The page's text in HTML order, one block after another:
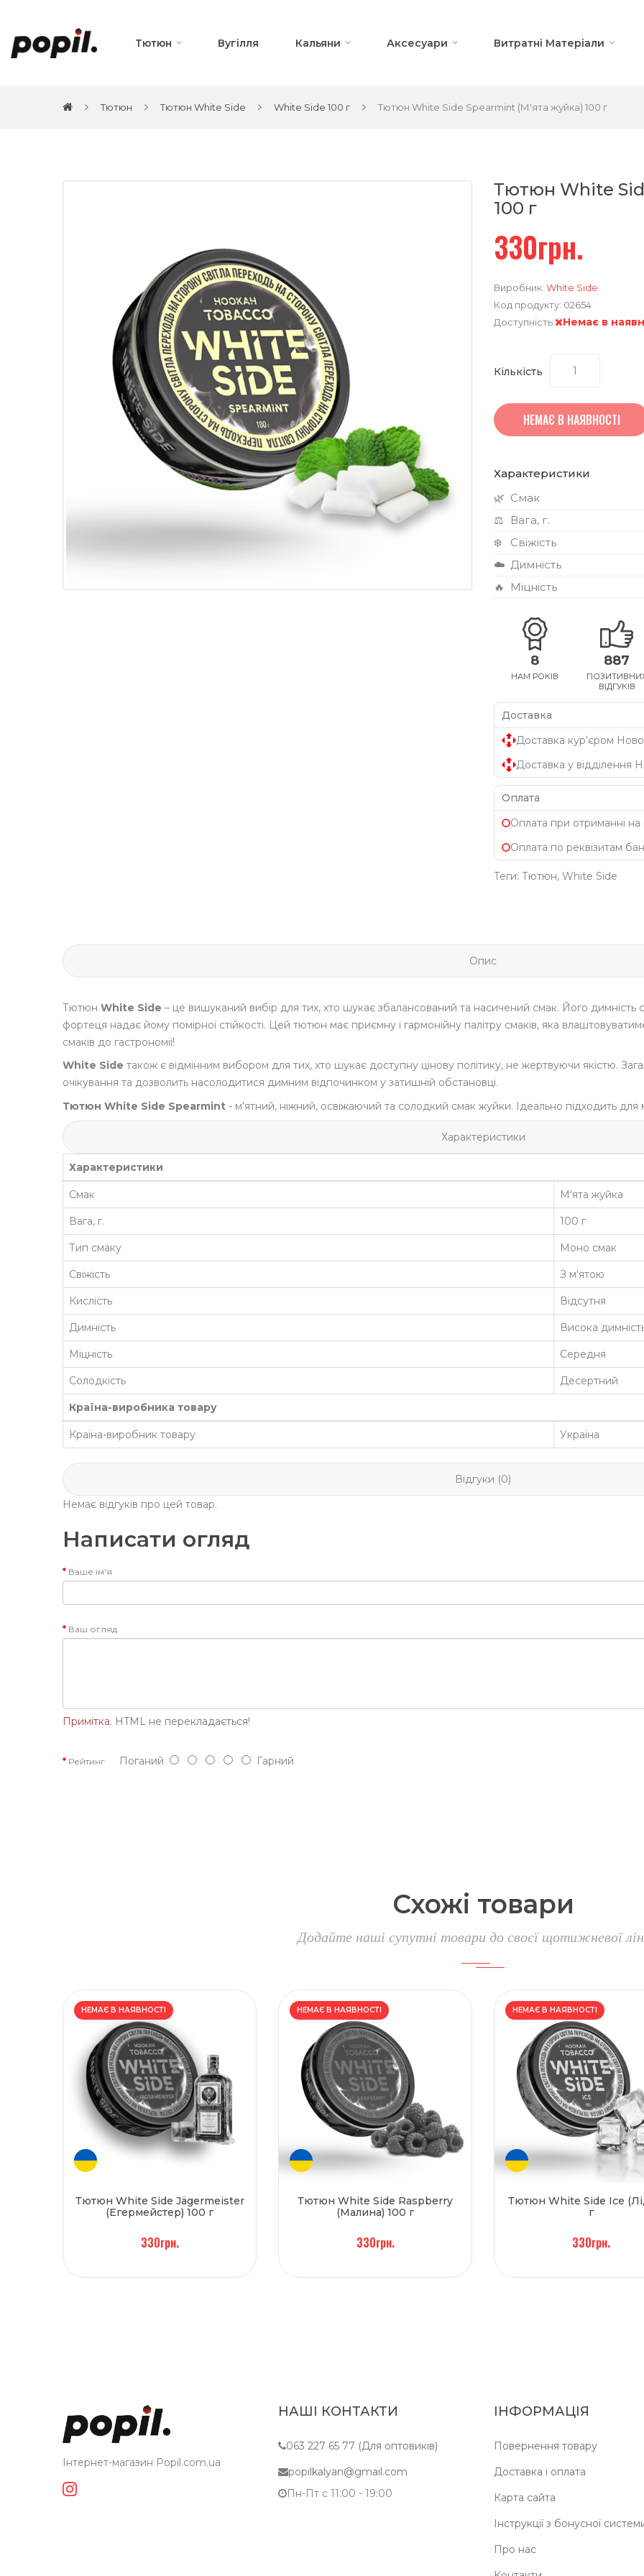
Тютюн Вугілля Кальяни Аксесуари Витратні Матеріали
Тютюн Тютюн White Side White Side 100 г Тютюн White Side ️Spearmint (М'ята жуйка) 100 г
Тютюн White
100 г
330грн.
Виробник: White Side
Код продукту: 02654
Доступність:
Немає в
Кількість
НЕМАЄ В НАЯВНОСТІ
Характеристики
🌿 Смак
⚖️
Вага, г.
❄️
Свіжість
☁️ Димність
🔥
Міцність
8
НАМ РОКІВ
887
ВІДГУКІВ
Доставка
Доставка кур'єром
Доставка у відділення
Оплата
Оплата при отриманні на
Оплата по реквізитам
Теги: Тютюн, White Side
Опис
Тютюн White Side – це вишуканий вибір для тих, хто шукає збалансований та насичений смак. Його димність
фортеця надає йому помірної стійкості. Цей тютюн має приємну і гармонійну палітру смаків, яка
смаків до гастрономії!
White Side також є відмінним вибором для тих, хто шукає доступну цінову політику, не жертвуючи якістю.
очікування та дозволить насолодитися димним відпочинком у затишній обстановці.
Тютюн White Side Spearmint - м'ятний, ніжний, освіжаючий та солодкий смак жуйки. Ідеально підходить для
Характеристики
Характеристики
Смак М'ята жуйка
Вага, г. 100 г
Тип смаку Моно смак
Свіжість З м'ятою
Кислість Відсутня
Димність Висока
Міцність Середня
Солодкість Десертний
Країна-виробника товару
Країна-виробник товару Україна
Відгуки (0)
Немає відгуків про цей товар.
Написати огляд
Ваше ім'я
Ваш огляд
Примітка. HTML не перекладається!
Рейтинг Поганий Гарний
Схожі товари
Додайте наші супутні товари до своєї щотижневої
НЕМАЄ В НАЯВНОСТІ
Тютюн White Side ️Jägermeister
(Егермейстер) 100 г
330грн.
НЕМАЄ В НАЯВНОСТІ
Тютюн White Side Raspberry
(Малина) 100 г
330грн.
НЕМАЄ В НАЯВНОСТІ
Тютюн White Side ️Ice
г
330грн.
Інтернет-магазин Popil.com.ua
НАШІ КОНТАКТИ
063 227 65 77 (Для оптовиків)
popilkalyan@gmail.com
Пн-Пт c 11:00 - 19:00
ІНФОРМАЦІЯ
Повернення товару
Доставка і оплата
Карта сайта
Інструкції з бонусної
Про нас